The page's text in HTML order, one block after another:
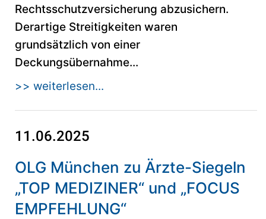
Rechtsschutzversicherung abzusichern.
Derartige Streitigkeiten waren
grundsätzlich von einer
Deckungsübernahme...
>> weiterlesen...
11.06.2025
OLG München zu Ärzte-Siegeln
„TOP MEDIZINER“ und „FOCUS
EMPFEHLUNG“